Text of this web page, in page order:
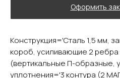
Оформить
Конструкция='Сталь 1,5 мм,
короб, усиливающие 2 ребра
(вертикальные П-образные,
уплотнения='3 контура (2
YURTA.DVERI
ИП Яриш Ю.С.
ОГРНИП 324508100130132